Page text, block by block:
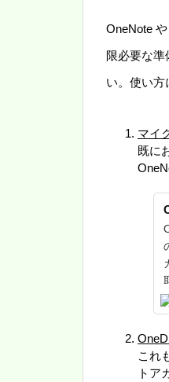
OneNote
限必要な
い。使い方
マイ
既に
これ
トア